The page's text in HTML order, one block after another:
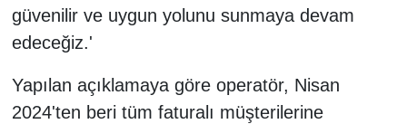
güvenilir ve uygun yolunu sunmaya devam
edeceğiz.'
Yapılan açıklamaya göre operatör, Nisan
2024'ten beri tüm faturalı müşterilerine